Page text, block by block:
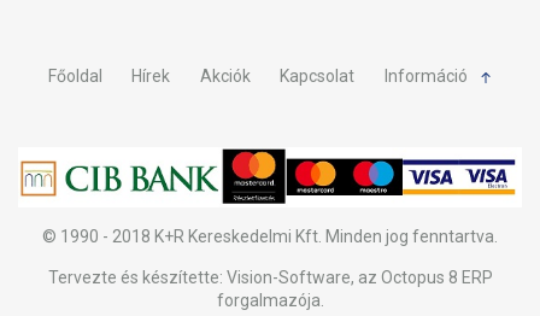
Főoldal Hírek Akciók Kapcsolat Információ
© 1990 - 2018 K+R Kereskedelmi Kft. Minden jog fenntartva.
Tervezte és készítette: Vision-Software, az Octopus 8 ERP
forgalmazója